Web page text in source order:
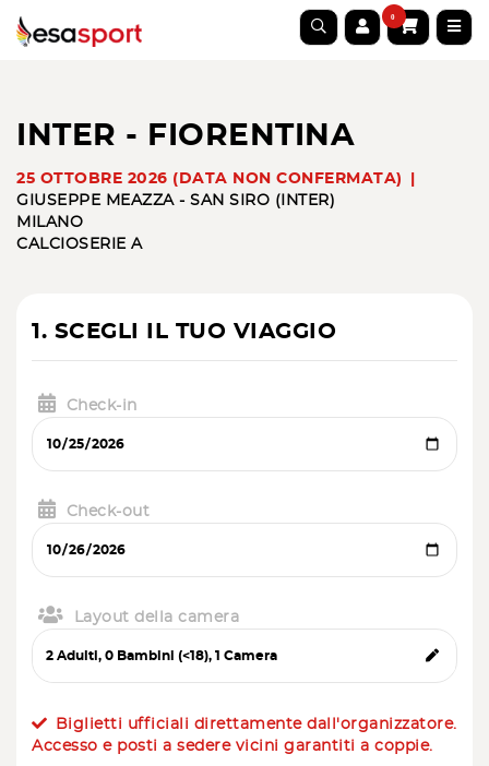
0
INTER - FIORENTINA
25 OTTOBRE 2026 (DATA NON CONFERMATA)
GIUSEPPE MEAZZA - SAN SIRO (INTER)
MILANO
CALCIOSERIE A
1. SCEGLI IL TUO VIAGGIO
Check-in
Check-out
Layout della camera
Biglietti ufficiali direttamente dall'organizzatore.
Accesso e posti a sedere vicini garantiti a coppie.